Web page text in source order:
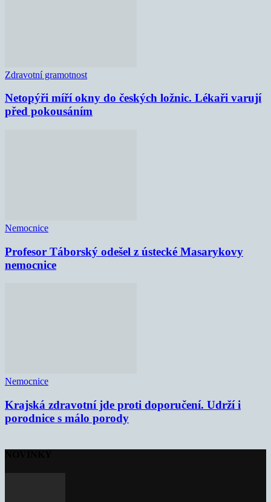
Zdravotní gramotnost
Netopýři míří okny do českých ložnic. Lékaři varují
před pokousáním
Nemocnice
Profesor Táborský odešel z ústecké Masarykovy
nemocnice
Nemocnice
Krajská zdravotní jde proti doporučení. Udrží i
porodnice s málo porody